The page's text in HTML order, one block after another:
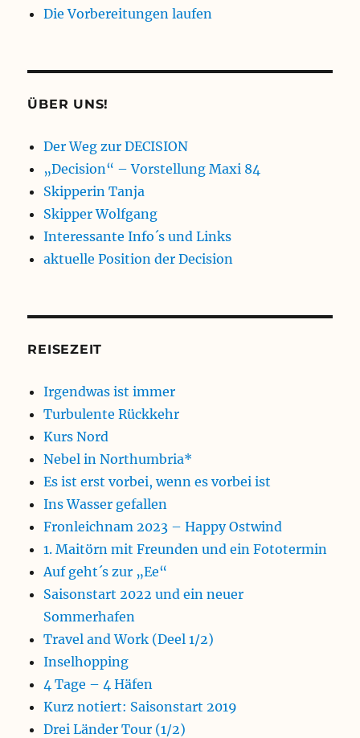
Die Vorbereitungen laufen
ÜBER UNS!
Der Weg zur DECISION
„Decision“ – Vorstellung Maxi 84
Skipperin Tanja
Skipper Wolfgang
Interessante Info´s und Links
aktuelle Position der Decision
REISEZEIT
Irgendwas ist immer
Turbulente Rückkehr
Kurs Nord
Nebel in Northumbria*
Es ist erst vorbei, wenn es vorbei ist
Ins Wasser gefallen
Fronleichnam 2023 – Happy Ostwind
1. Maitörn mit Freunden und ein Fototermin
Auf geht´s zur „Ee“
Saisonstart 2022 und ein neuer
Sommerhafen
Travel and Work (Deel 1/2)
Inselhopping
4 Tage – 4 Häfen
Kurz notiert: Saisonstart 2019
Drei Länder Tour (1/2)